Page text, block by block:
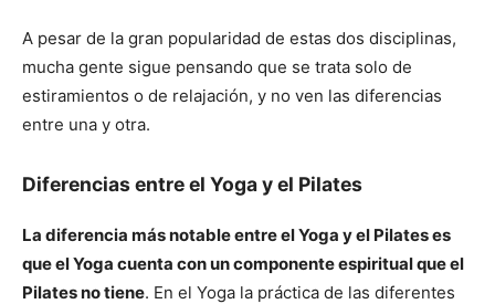
A pesar de la gran popularidad de estas dos disciplinas,
mucha gente sigue pensando que se trata solo de
estiramientos o de relajación, y no ven las diferencias
entre una y otra.
Diferencias entre el Yoga y el Pilates
La diferencia más notable entre el Yoga y el Pilates es
que el Yoga cuenta con un componente espiritual que el
Pilates no tiene. En el Yoga la práctica de las diferentes